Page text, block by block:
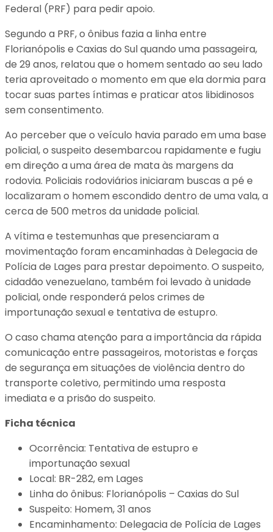
Federal (PRF) para pedir apoio.
Segundo a PRF, o ônibus fazia a linha entre
Florianópolis e Caxias do Sul quando uma passageira,
de 29 anos, relatou que o homem sentado ao seu lado
teria aproveitado o momento em que ela dormia para
tocar suas partes íntimas e praticar atos libidinosos
sem consentimento.
Ao perceber que o veículo havia parado em uma base
policial, o suspeito desembarcou rapidamente e fugiu
em direção a uma área de mata às margens da
rodovia. Policiais rodoviários iniciaram buscas a pé e
localizaram o homem escondido dentro de uma vala, a
cerca de 500 metros da unidade policial.
A vítima e testemunhas que presenciaram a
movimentação foram encaminhadas à Delegacia de
Polícia de Lages para prestar depoimento. O suspeito,
cidadão venezuelano, também foi levado à unidade
policial, onde responderá pelos crimes de
importunação sexual e tentativa de estupro.
O caso chama atenção para a importância da rápida
comunicação entre passageiros, motoristas e forças
de segurança em situações de violência dentro do
transporte coletivo, permitindo uma resposta
imediata e a prisão do suspeito.
Ficha técnica
Ocorrência: Tentativa de estupro e
importunação sexual
Local: BR-282, em Lages
Linha do ônibus: Florianópolis – Caxias do Sul
Suspeito: Homem, 31 anos
Encaminhamento: Delegacia de Polícia de Lages